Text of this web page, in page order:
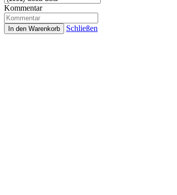
Kommentar
In den Warenkorb Schließen